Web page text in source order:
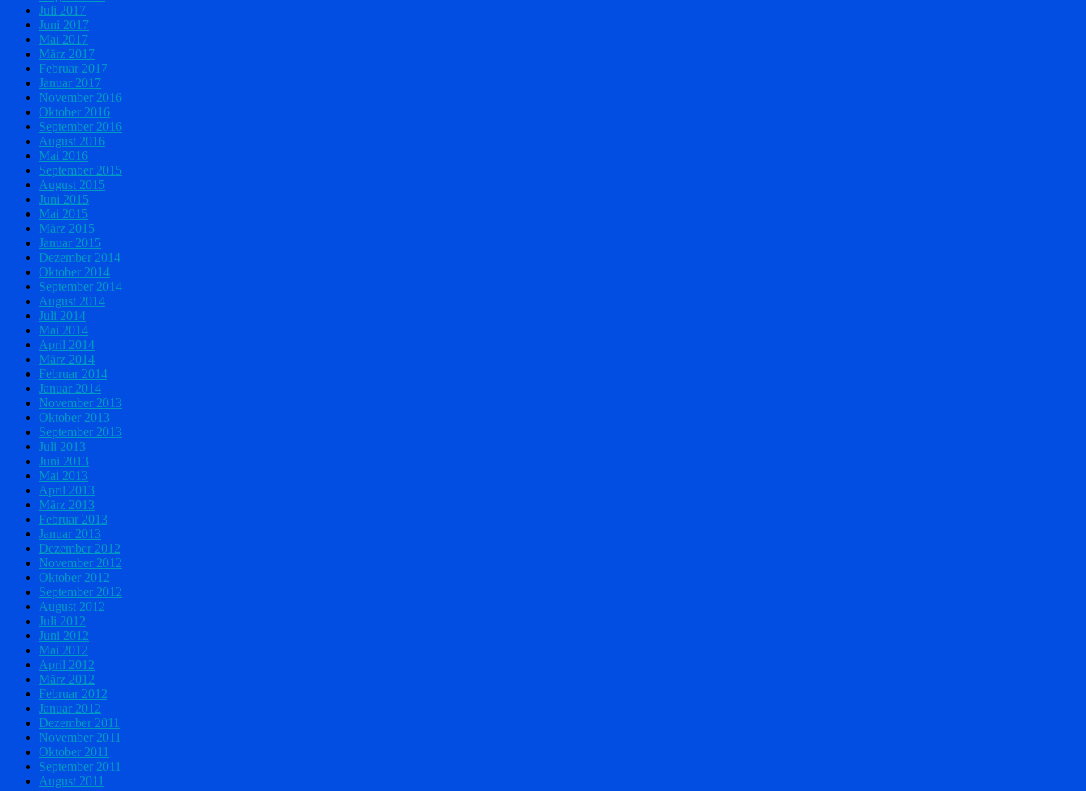
Juli 2017
Juni 2017
Mai 2017
März 2017
Februar 2017
Januar 2017
November 2016
Oktober 2016
September 2016
August 2016
Mai 2016
September 2015
August 2015
Juni 2015
Mai 2015
März 2015
Januar 2015
Dezember 2014
Oktober 2014
September 2014
August 2014
Juli 2014
Mai 2014
April 2014
März 2014
Februar 2014
Januar 2014
November 2013
Oktober 2013
September 2013
Juli 2013
Juni 2013
Mai 2013
April 2013
März 2013
Februar 2013
Januar 2013
Dezember 2012
November 2012
Oktober 2012
September 2012
August 2012
Juli 2012
Juni 2012
Mai 2012
April 2012
März 2012
Februar 2012
Januar 2012
Dezember 2011
November 2011
Oktober 2011
September 2011
August 2011